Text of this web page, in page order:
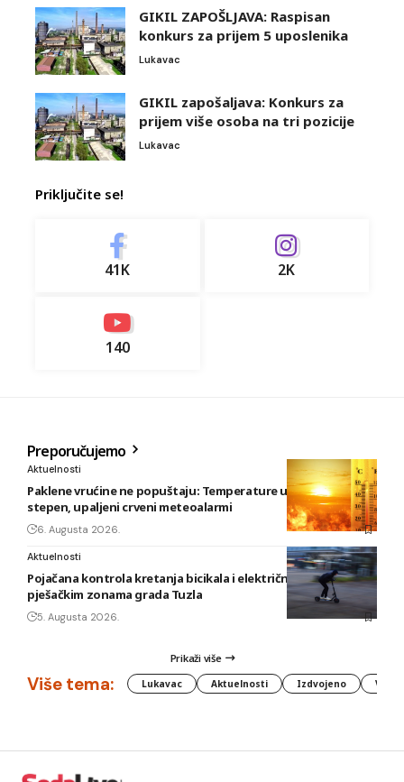
GIKIL ZAPOŠLJAVA: Raspisan
konkurs za prijem 5 uposlenika
Lukavac
GIKIL zapošaljava: Konkurs za
prijem više osoba na tri pozicije
Lukavac
Priključite se!
41K 2K
140
Preporučujemo
Aktuelnosti
Paklene vrućine ne popuštaju: Temperature u BiH i do 41
stepen, upaljeni crveni meteoalarmi
6. Augusta 2026.
Aktuelnosti
Pojačana kontrola kretanja bicikala i električnih romobila u
pješačkim zonama grada Tuzla
5. Augusta 2026.
Prikaži više
Više tema: Lukavac Aktuelnosti Izdvojeno